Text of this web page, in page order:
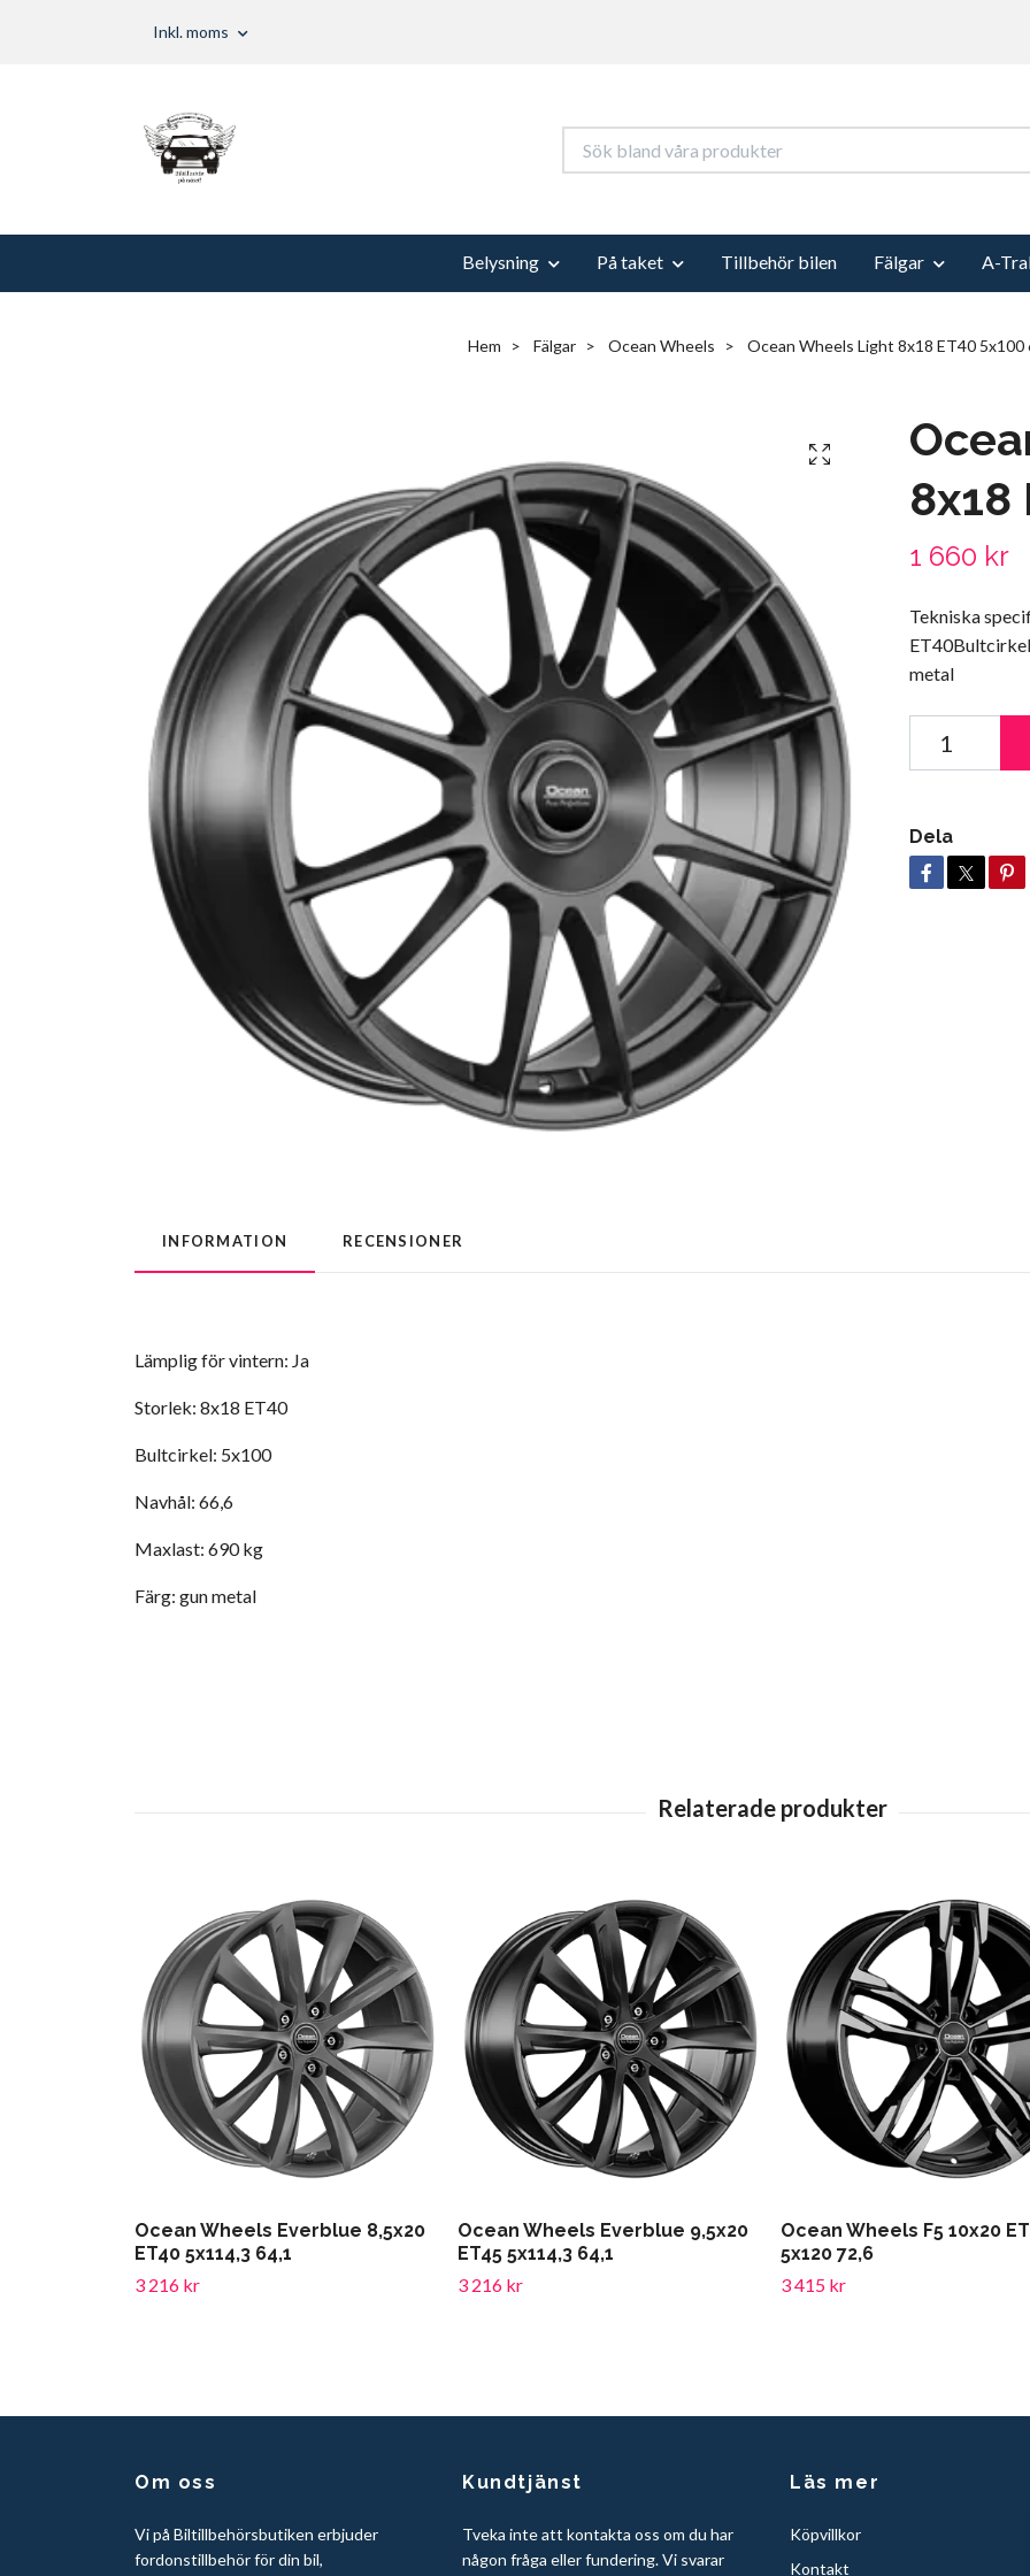
Inkl. moms
Belysning På taket Tillbehör bilen Fälgar A-
Hem Fälgar Ocean Wheels Ocean Wheels Light 8x18 ET40 5x100
8x18
1 660 kr
Tekniska
metal
Dela
INFORMATION RECENSIONER
Lämplig för vintern: Ja
Storlek: 8x18 ET40
Bultcirkel: 5x100
Navhål: 66,6
Maxlast: 690 kg
Färg: gun metal
Ocean Wheels Everblue 8,5x20
ET40 5x114,3 64,1
3 216 kr
Ocean Wheels Everblue 9,5x20
ET45 5x114,3 64,1
3 216 kr
Ocean Wheels F5 10x20
5x120 72,6
3 415 kr
Om oss
Vi på Biltillbehörsbutiken erbjuder
fordonstillbehör för din bil,
Kundtjänst
Tveka inte att kontakta oss om du har
någon fråga eller fundering. Vi svarar
Läs mer
Köpvillkor
Kontakt